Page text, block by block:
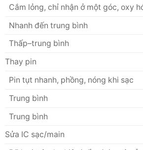
Cắm lỏng, chỉ nhận ở một góc, oxy
Nhanh đến trung bình
Thấp–trung bình
Thay pin
Pin tụt nhanh, phồng, nóng khi sạc
Trung bình
Trung bình
Sửa IC sạc/main